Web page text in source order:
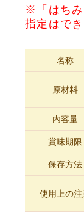
※「はちみ
指定はで
名称
原材料
内容量
賞味期限
保存方法
使用上の注